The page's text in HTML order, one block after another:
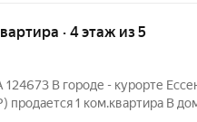
· 4 этаж из 5
В городе - курорте
1 ком.квартира В